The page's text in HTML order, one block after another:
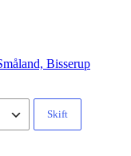
Bisserup